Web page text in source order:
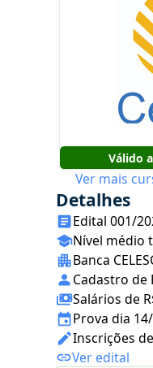
Válido
Ver mais
Detalhes
Edital 001/
Nível médio
Banca
Cadastro de
Salários de
Prova dia
Inscrições
Ver edital